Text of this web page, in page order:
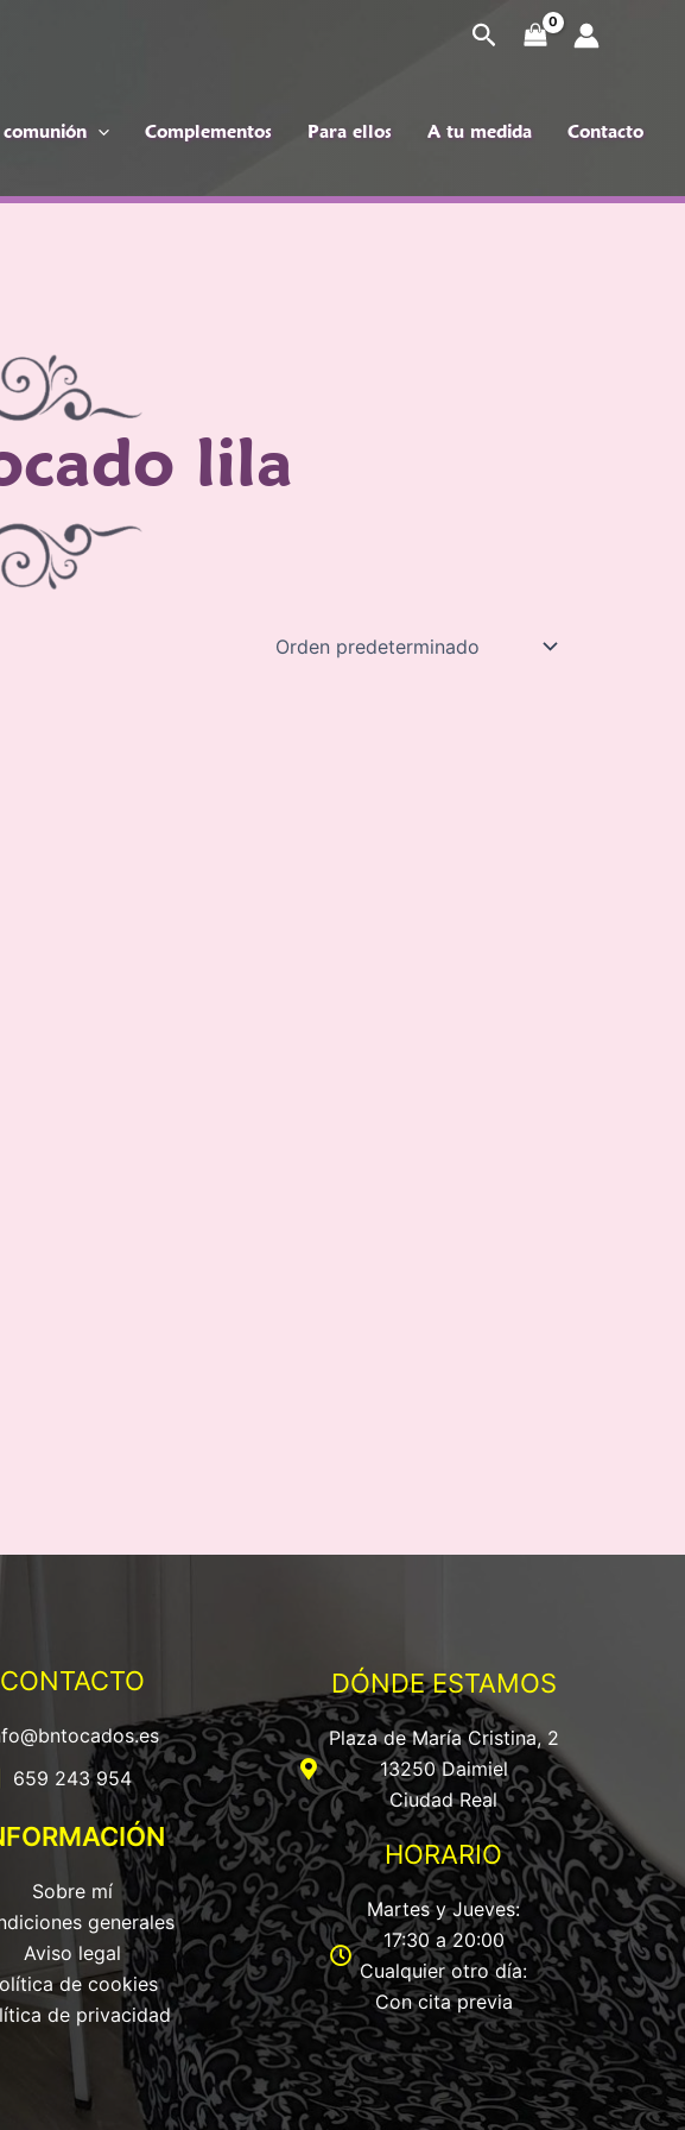
Buscar
comunión Complementos Para ellos A tu medida Contacto
lila
CONTACTO
659 243 954
Sobre mí
generales
Aviso legal
de cookies
de privacidad
DÓNDE ESTAMOS
Plaza de María Cristina, 2
13250 Daimiel
Ciudad Real
HORARIO
Martes y Jueves:
17:30 a 20:00
Cualquier otro día:
Con cita previa